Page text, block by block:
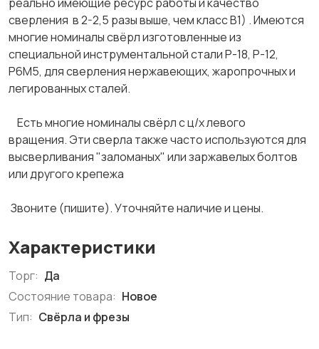
сверления в 2-2,5 разы выше, чем класс В1) . Имеются
многие номиналы свёрл изготовленные из
специальной инструментальной стали Р-18, Р-12,
Р6М5, для сверления нержавеющих, жаропрочных и
легированных сталей.
Есть многие номиналы свёрл с ц/х левого
вращения. Эти сверла также часто используются для
высверливания "заломаных" или заржавелых болтов
или другого крепежа
Звоните (пишите). Уточняйте наличие и цены.
Характеристики
Торг: Да
Состояние товара: Новое
Тип: Свёрла и фрезы